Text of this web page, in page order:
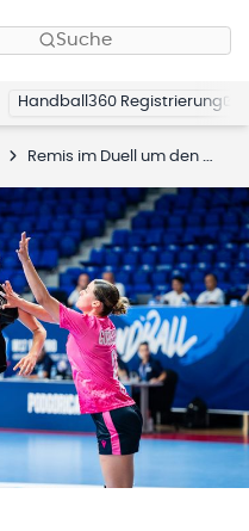
Suche
Handball360 Registrierung
Remis im Duell um den Gruppensieg